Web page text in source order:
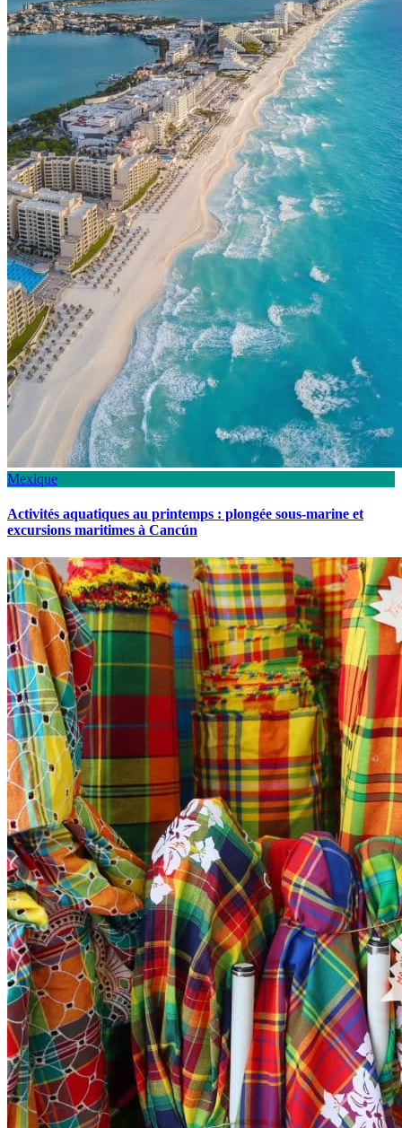
Mexique
Activités aquatiques au printemps : plongée sous-marine et
excursions maritimes à Cancún